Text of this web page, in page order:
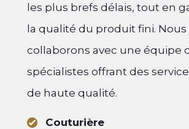
les plus brefs délais, tout en
la qualité du produit fini. Nous
collaborons avec une équipe
spécialistes offrant des
de haute qualité.
Couturière